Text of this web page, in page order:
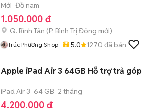
Mới Đồ nam
1.050.000 đ
Q. Bình Tân (P. Bình Trị Đông mới)
Trúc Phương Shop 5.0 1270 đã bán
Apple iPad Air 3 64GB Hỗ trợ trả góp
iPad Air 3 64 GB 2 tháng
4.200.000 đ